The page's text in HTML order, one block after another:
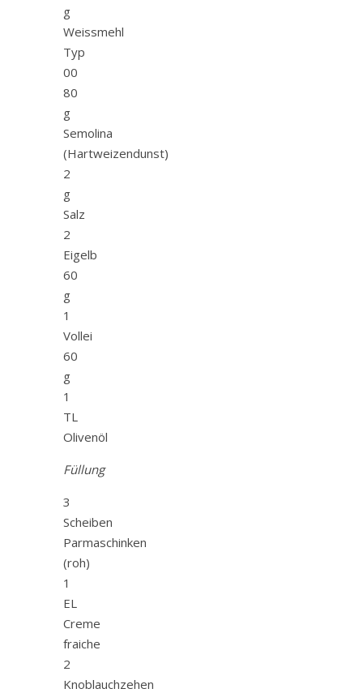
g
Weissmehl
Typ
00
80
g
Semolina
(Hartweizendunst)
2
g
Salz
2
Eigelb
60
g
1
Vollei
60
g
1
TL
Olivenöl
Füllung
3
Scheiben
Parmaschinken
(roh)
1
EL
Creme
fraiche
2
Knoblauchzehen